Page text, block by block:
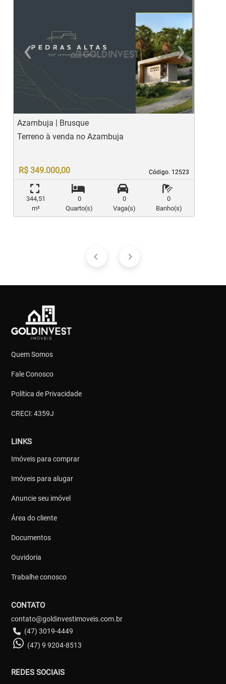
‹
Previous
›
Azambuja | Brusque
Código. 12523
Código. 12523
Terreno à venda no Azambuja
R$ 349.000,00
344,51
m²
0
Quarto(s)
0
Vaga(s)
0
Banho(s)
Quem Somos
Fale Conosco
Política de Privacidade
CRECI: 4359J
LINKS
Imóveis para comprar
Imóveis para alugar
Anuncie seu imóvel
Área do cliente
Documentos
Ouvidoria
Trabalhe conosco
CONTATO
contato@goldinvestimoveis.com.br
(47) 3019-4449
(47) 9 9204-8513
REDES SOCIAIS